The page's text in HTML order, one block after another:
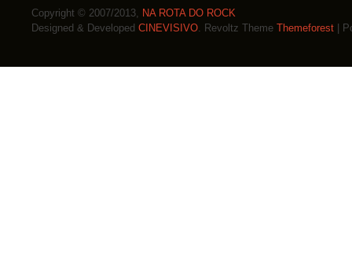
Copyright © 2007/2013, NA ROTA DO ROCK
Designed & Developed CINEVISIVO. Revoltz Theme Themeforest |